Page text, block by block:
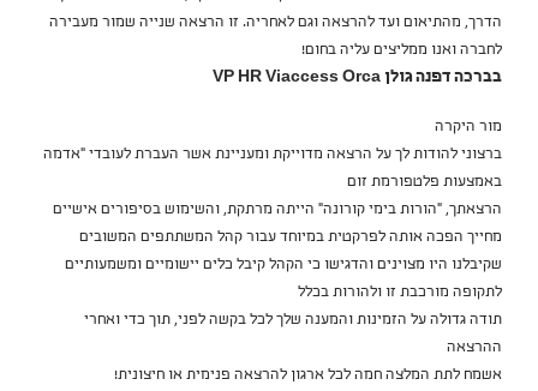
הדרך, מהתיאום ועד להרצאה וגם לאחריה. זו הרצאה שנייה שמור מעבירה
לחברה ואנו ממליצים עליה בחום!
בברכה דפנה גולן VP HR Viaccess Orca
מור היקרה
ברצוני להודות לך על הרצאה מדוייקת ומעניינת אשר העברת לעובדי "אדמה
באמצעות פלטפורמת זום
הרצאתך, "הורות בימי קורונה" הייתה מרתקת, והשימוש בסיפורים אישיים
מחייך הפכה אותה לפרקטית במיוחד עבור קהל המשתתפים המשובים
שקיבלנו היו מצוינים והדגישו כי הקהל קיבל כלים יישומיים ומשמעותיים
לתקופה מורכבת זו ולהורות בכלל
תודה גדולה על הזמינות והמענה שלך לכל בקשה לפני, תוך כדי ואחרי
ההרצאה
אשמח לתת המלצה חמה לכל ארגון להרצאה פנימית או חיצונית!